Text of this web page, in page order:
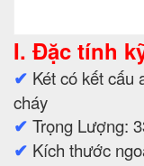
I. Đặc tính
✔ Két có kết cấu
cháy
✔ Trọng Lượng:
✔ Kích thước